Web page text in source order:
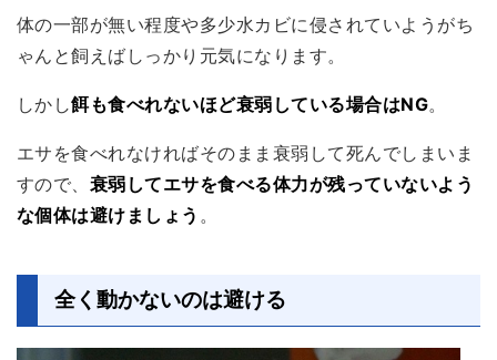
体の一部が無い程度や多少水カビに侵されていようがち
ゃんと飼えばしっかり元気になります。
しかし餌も食べれないほど衰弱している場合はNG。
エサを食べれなければそのまま衰弱して死んでしまいま
すので、 衰弱してエサを食べる体力が残っていないよう
な個体は避けましょう 。
全く動かないのは避ける